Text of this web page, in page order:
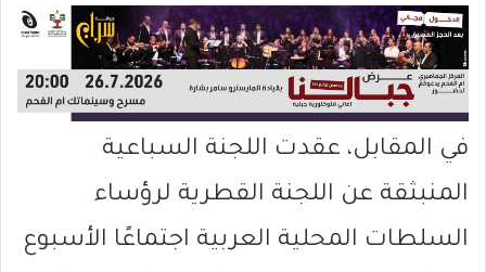
في المقابل، عقدت اللجنة السباعية
المنبثقة عن اللجنة القطرية لرؤساء
السلطات المحلية العربية اجتماعًا الأسبوع